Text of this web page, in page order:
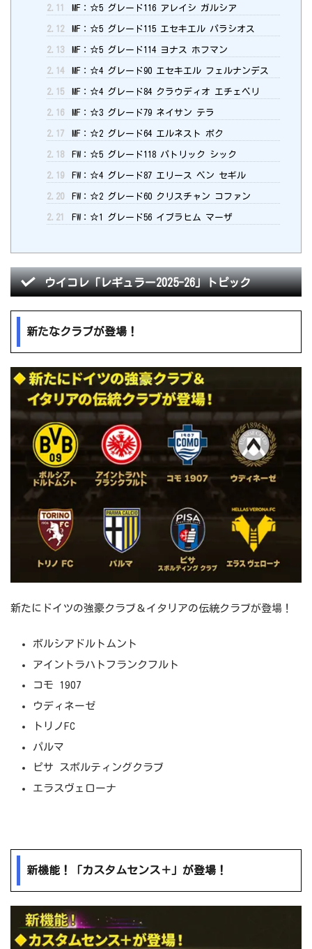
2.11 MF：☆5 グレード116 アレイシ ガルシア
2.12 MF：☆5 グレード115 エセキエル パラシオス
2.13 MF：☆5 グレード114 ヨナス ホフマン
2.14 MF：☆4 グレード90 エセキエル フェルナンデス
2.15 MF：☆4 グレード84 クラウディオ エチェベリ
2.16 MF：☆3 グレード79 ネイサン テラ
2.17 MF：☆2 グレード64 エルネスト ポク
2.18 FW：☆5 グレード118 パトリック シック
2.19 FW：☆4 グレード87 エリース ベン セギル
2.20 FW：☆2 グレード60 クリスチャン コファン
2.21 FW：☆1 グレード56 イブラヒム マーザ
ウイコレ「レギュラー2025-26」トピック
新たなクラブが登場！
新たにドイツの強豪クラブ＆イタリアの伝統クラブが登場！
ボルシアドルトムント
アイントラハトフランクフルト
コモ 1907
ウディネーゼ
トリノFC
パルマ
ピサ スポルティングクラブ
エラスヴェローナ
新機能！「カスタムセンス＋」が登場！